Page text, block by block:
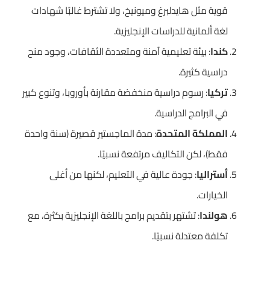
قوية مثل هايدلبرغ وميونيخ، ولا تشترط غالبًا شهادات
لغة ألمانية للدراسات الإنجليزية.
كندا: بيئة تعليمية آمنة ومتعددة الثقافات، وجود منح
دراسية كثيرة.
تركيا: رسوم دراسية منخفضة مقارنة بأوروبا، وتنوع كبير
في البرامج الدراسية.
المملكة المتحدة: مدة الماجستير قصيرة (سنة واحدة
فقط)، لكن التكاليف مرتفعة نسبيًا.
أستراليا: جودة عالية في التعليم، لكنها من أغلى
الخيارات.
هولندا: تشتهر بتقديم برامج باللغة الإنجليزية بكثرة، مع
تكلفة معتدلة نسبيًا.